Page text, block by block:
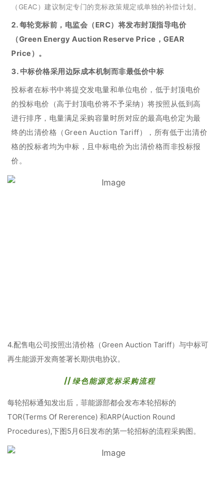
（GEAC）建议制定专门的竞标政策规定或单独的补偿计划。
2. 每轮竞标前，电监会（ERC）将发布封顶指导电价
（Green Energy Auction Reserve Price，GEAR
Price）。
3. 中标价格采用边际成本机制而非最低价中标
投标者在标书中将提交发电量和单位电价，低于封顶电价
的投标电价（高于封顶电价将不予采纳）将按照从低到高
进行排序，电量满足采购容量时所对应的最高电价定为最
终的出清价格（Green Auction Tariff），所有低于出清价
格的投标者均为中标，且中标电价为出清价格而非投标报
价。
4.配售电公司按照出清价格（Green Auction Tariff）与中标可
再生能源开发商签署长期供电协议。
//绿色能源竞标采购流程
每轮招标通知发出后，菲能源部都会发布本轮招标的
TOR(Terms Of Rererence) 和ARP(Auction Round
Procedures),下图5月6日发布的第一轮招标的流程采购图。